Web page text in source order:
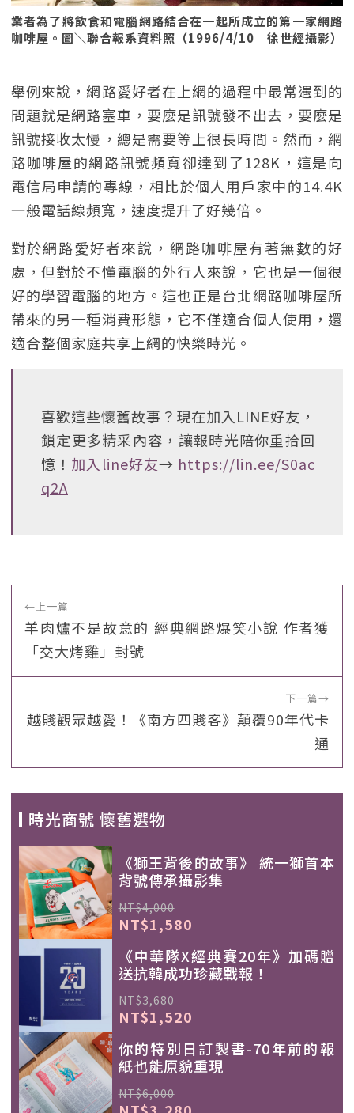
業者為了將飲食和電腦網路結合在一起所成立的第一家網路
咖啡屋。圖＼聯合報系資料照（1996/4/10 徐世經攝影）
舉例來說，網路愛好者在上網的過程中最常遇到的
問題就是網路塞車，要麼是訊號發不出去，要麼是
訊號接收太慢，總是需要等上很長時間。然而，網
路咖啡屋的網路訊號頻寬卻達到了128K，這是向
電信局申請的專線，相比於個人用戶家中的14.4K
一般電話線頻寬，速度提升了好幾倍。
對於網路愛好者來說，網路咖啡屋有著無數的好
處，但對於不懂電腦的外行人來說，它也是一個很
好的學習電腦的地方。這也正是台北網路咖啡屋所
帶來的另一種消費形態，它不僅適合個人使用，還
適合整個家庭共享上網的快樂時光。
喜歡這些懷舊故事？現在加入LINE好友，
鎖定更多精采內容，讓報時光陪你重拾回
憶！ 加入line好友→ https://lin.ee/S0ac
q2A
←上一篇
羊肉爐不是故意的 經典網路爆笑小說 作者獲
「交大烤雞」封號
下一篇→
越賤觀眾越愛！《南方四賤客》顛覆90年代卡
通
時光商號 懷舊選物
《獅王背後的故事》 統一獅首本
背號傳承攝影集
NT$4,000
NT$1,580
《中華隊X經典賽20年》加碼贈
送抗韓成功珍藏戰報！
NT$3,680
NT$1,520
你的特別日訂製書-70年前的報
紙也能原貌重現
NT$6,000